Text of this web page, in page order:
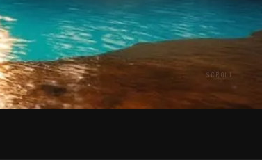
SCROLL